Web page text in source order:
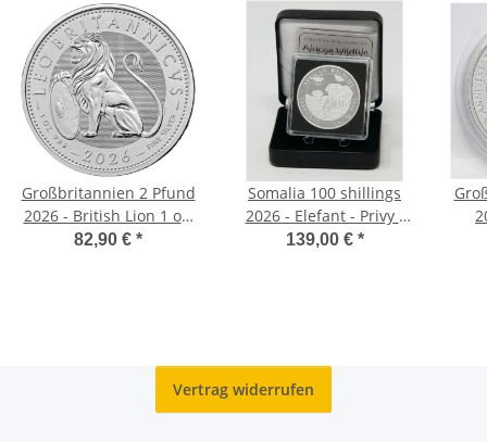
Großbritannien 2 Pfund
2026 - British Lion 1 oz.
Silber
82,90 € *
Somalia 100 shillings
2026 - Elefant - Privy -
WMF Berlin
139,00 € *
Vertrag widerrufen